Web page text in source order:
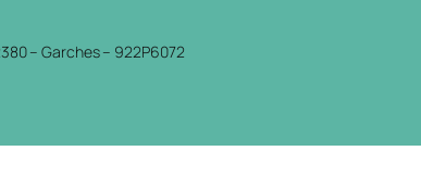
– Garches – 922P6072